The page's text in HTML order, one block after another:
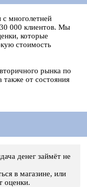
с многолетней
000 клиентов. Мы
которые
стоимость
рынка по
также от состояния
денег займёт не
в магазине, или
оценки.